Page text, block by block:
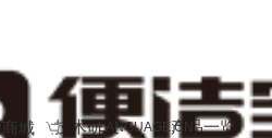
技术研发 产品一览
商城 LANGUAGE:CN